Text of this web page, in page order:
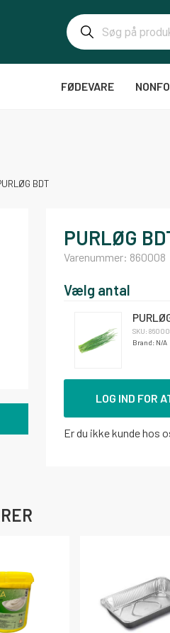
FØDEVARE
BDT
PURLØG
Varenummer: 860008
Vælg antal
SKU:
Brand: N/A
LOG IND FOR
Er du ikke kunde hos